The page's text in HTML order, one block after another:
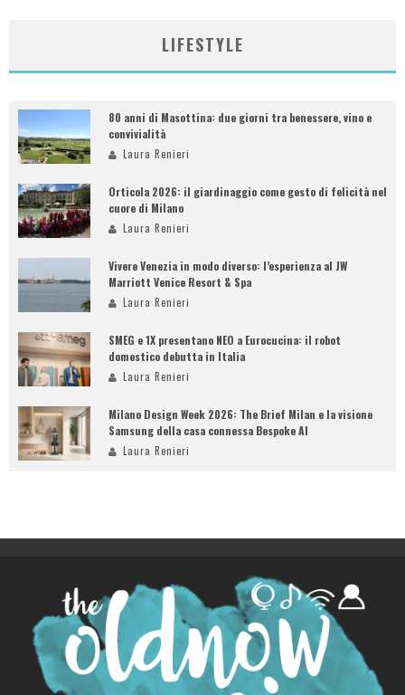
LIFESTYLE
80 anni di Masottina: due giorni tra benessere, vino e
convivialità
Laura Renieri
Orticola 2026: il giardinaggio come gesto di felicità nel
cuore di Milano
Laura Renieri
Vivere Venezia in modo diverso: l’esperienza al JW
Marriott Venice Resort & Spa
Laura Renieri
SMEG e 1X presentano NEO a Eurocucina: il robot
domestico debutta in Italia
Laura Renieri
Milano Design Week 2026: The Brief Milan e la visione
Samsung della casa connessa Bespoke AI
Laura Renieri